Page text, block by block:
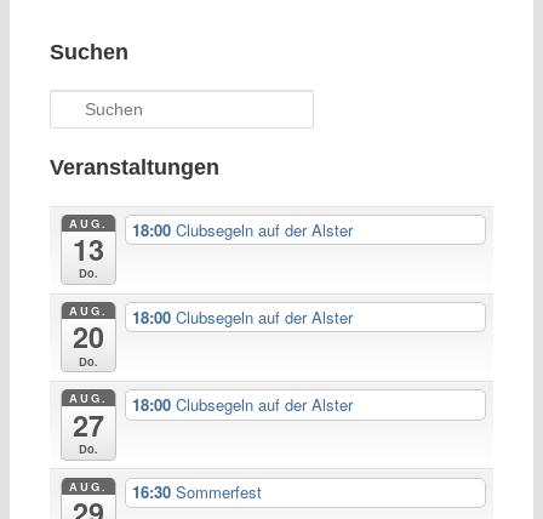
Suchen
Suchen
Veranstaltungen
AUG.
13
Do.
18:00Clubsegeln auf der Alster
AUG.
20
Do.
18:00Clubsegeln auf der Alster
AUG.
27
Do.
18:00Clubsegeln auf der Alster
AUG. 16:30Sommerfest